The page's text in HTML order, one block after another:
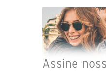
Assine